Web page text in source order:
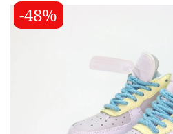
-48%